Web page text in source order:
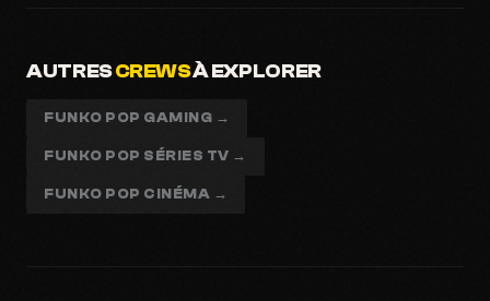
AUTRESCREWSÀ EXPLORER
FUNKO POP GAMING →
FUNKO POP SÉRIES TV →
FUNKO POP CINÉMA →